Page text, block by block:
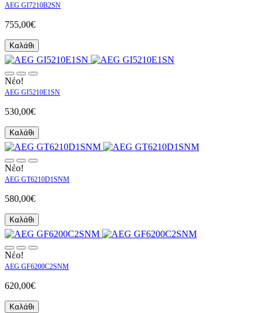
AEG GI7210B2SN
755,00€
Καλάθι
Νέο!
AEG GI5210E1SN
530,00€
Καλάθι
Νέο!
AEG GT6210D1SNM
580,00€
Καλάθι
Νέο!
AEG GF6200C2SNM
620,00€
Καλάθι